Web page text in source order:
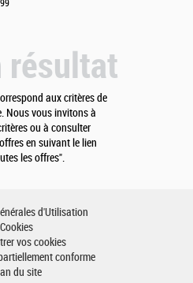
résultat
aux critères de
Nous vous invitons à
ou à consulter
en suivant le lien
les offres".
d'Utilisation
Cookies
vos cookies
conforme
du site